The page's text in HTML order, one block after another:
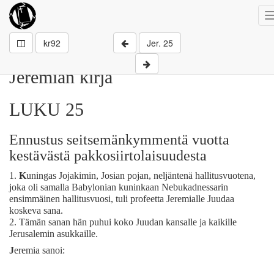
kr92
Jer. 25
Jeremian kirja
LUKU 25
Ennustus seitsemänkymmentä vuotta
kestävästä pakkosiirtolaisuudesta
1. Kuningas Jojakimin, Josian pojan, neljäntenä hallitusvuotena,
joka oli samalla Babylonian kuninkaan Nebukadnessarin
ensimmäinen hallitusvuosi, tuli profeetta Jeremialle Juudaa
koskeva sana.
2. Tämän sanan hän puhui koko Juudan kansalle ja kaikille
Jerusalemin asukkaille.
Jeremia sanoi: